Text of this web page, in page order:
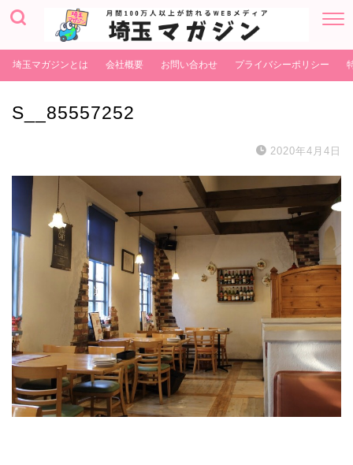
埼玉マガジンとは 会社概要 お問い合わせ プライバシーポリシー
S__85557252
2020年4月4日